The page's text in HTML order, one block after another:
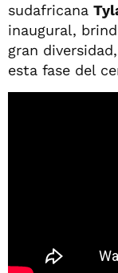
sudafricana
inaugural,
gran
esta fase del